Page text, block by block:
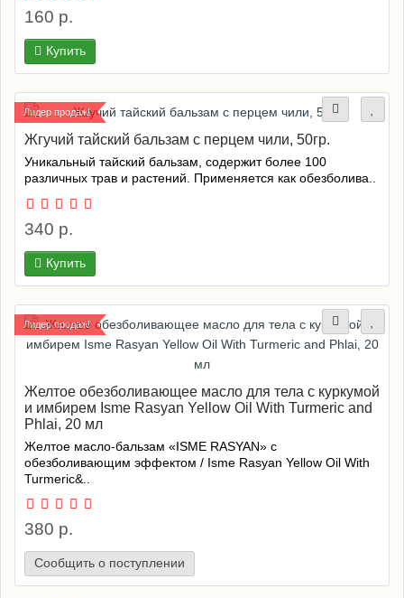
160 р.
Купить
Лидер продаж!
Жгучий тайский бальзам с перцем чили, 50гр.
Уникальный тайский бальзам, содержит более 100
различных трав и растений. Применяется как обезболива..
340 р.
Купить
Лидер продаж!
Желтое обезболивающее масло для тела с куркумой
и имбирем Isme Rasyan Yellow Oil With Turmeric and
Phlai, 20 мл
Желтое масло-бальзам «ISME RASYAN» с
обезболивающим эффектом / Isme Rasyan Yellow Oil With
Turmeric&..
380 р.
Сообщить о поступлении